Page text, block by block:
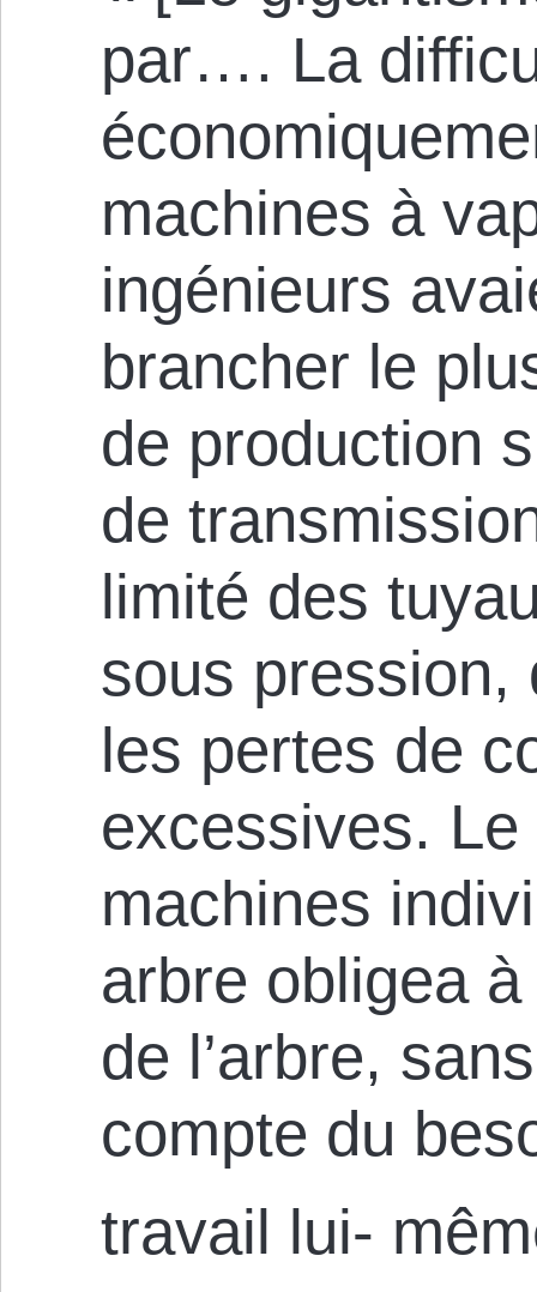
par…. La
machines à
ingénieurs
brancher le
de production
de
limité des
sous pression,
les pertes de
excessives.
machines
arbre obligea
de l’arbre,
compte du
travail lui-